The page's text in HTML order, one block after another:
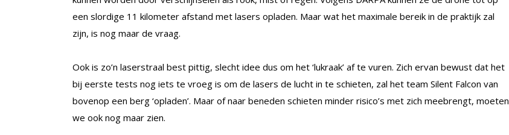
een slordige 11 kilometer afstand met lasers opladen. Maar wat het maximale bereik in de praktijk zal
zijn, is nog maar de vraag.
Ook is zo’n laserstraal best pittig, slecht idee dus om het ‘lukraak’ af te vuren. Zich ervan bewust dat het
bij eerste tests nog iets te vroeg is om de lasers de lucht in te schieten, zal het team Silent Falcon van
bovenop een berg ‘opladen’. Maar of naar beneden schieten minder risico’s met zich meebrengt, moeten
we ook nog maar zien.